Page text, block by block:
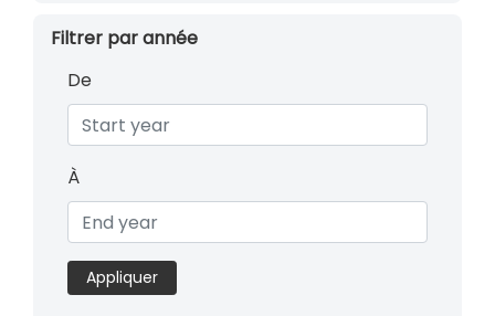
Filtrer par année
De
À
Appliquer